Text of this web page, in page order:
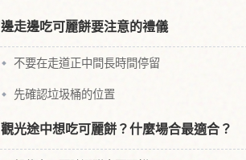
邊走邊吃可麗餅要注意的禮儀
不要在走道正中間長時間停留
先確認垃圾桶的位置
觀光途中想吃可麗餅？什麼場合最適合？